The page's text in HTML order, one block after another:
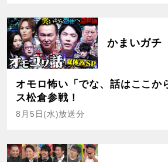
かまいガチ
オモロ怖い「でな、話はここか
ス松倉参戦！
8月5日(水)放送分